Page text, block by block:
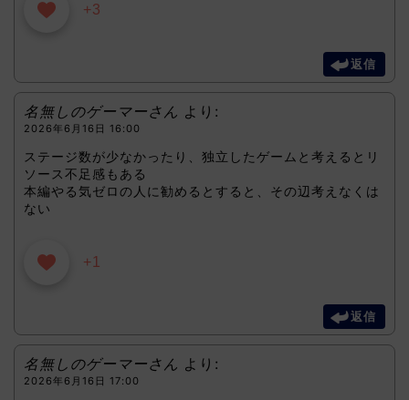
+3
返信
名無しのゲーマーさん より:
2026年6月16日 16:00
ステージ数が少なかったり、独立したゲームと考えるとリ
ソース不足感もある
本編やる気ゼロの人に勧めるとすると、その辺考えなくは
ない
+1
返信
名無しのゲーマーさん より:
2026年6月16日 17:00